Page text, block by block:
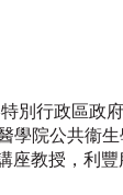
別行政區政
院公共衞
教授，利